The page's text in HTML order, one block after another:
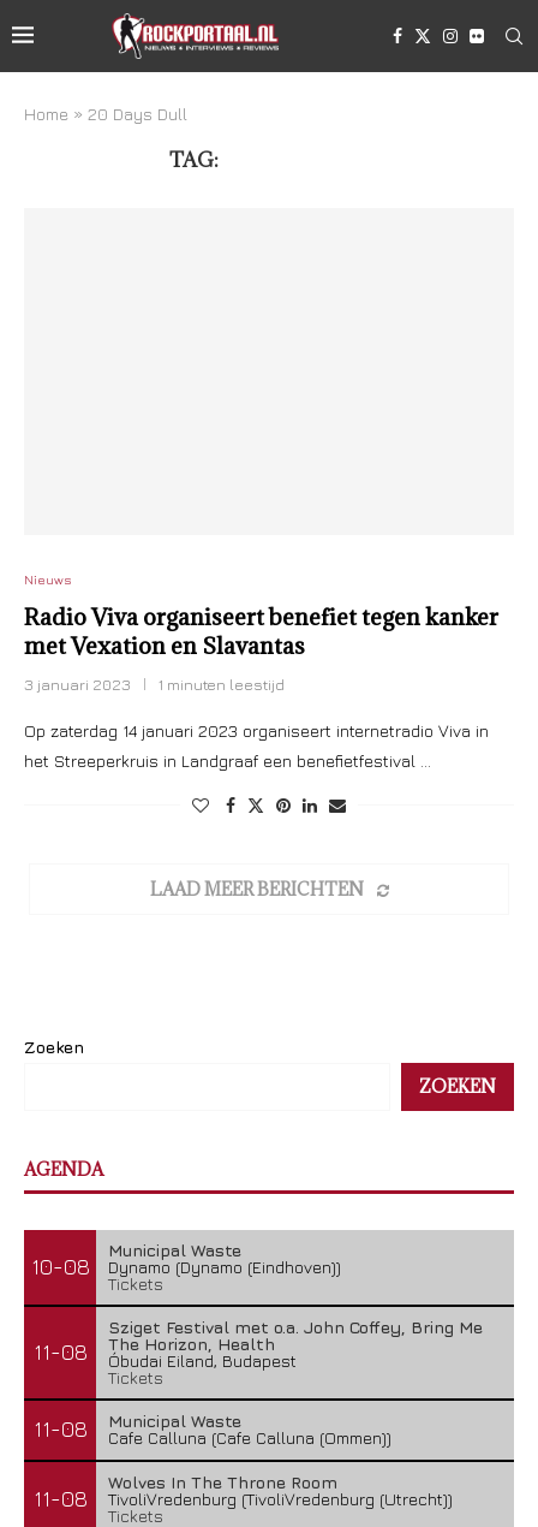
Home » 20 Days Dull
TAG:
Nieuws
Radio Viva organiseert benefiet tegen kanker
met Vexation en Slavantas
3 januari 2023 1 minuten leestijd
Op zaterdag 14 januari 2023 organiseert internetradio Viva in
het Streeperkruis in Landgraaf een benefietfestival …
LAAD MEER BERICHTEN
Zoeken
ZOEKEN
AGENDA
10-08
Municipal Waste
Dynamo (Dynamo (Eindhoven))
Tickets
11-08
Sziget Festival met o.a. John Coffey, Bring Me
The Horizon, Health
Óbudai Eiland, Budapest
Tickets
11-08
Municipal Waste
Cafe Calluna (Cafe Calluna (Ommen))
11-08
Wolves In The Throne Room
TivoliVredenburg (TivoliVredenburg (Utrecht))
Tickets